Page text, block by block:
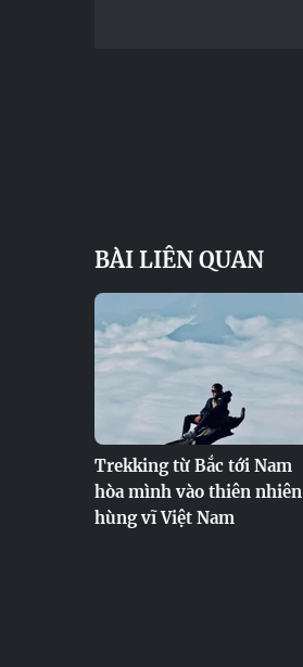
BÀI LIÊN QUAN
Trekking từ Bắc tới Nam
hòa mình vào thiên nhiên
hùng vĩ Việt Nam